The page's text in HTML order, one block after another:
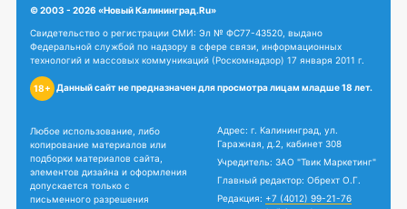
© 2003 - 2026 «Новый Калининград.Ru»
Свидетельство о регистрации СМИ: Эл № ФС77-43520, выдано
Федеральной службой по надзору в сфере связи, информационных
технологий и массовых коммуникаций (Роскомнадзор) 17 января 2011 г.
18+ Данный сайт не предназначен для просмотра лицам младше 18 лет.
Любое использование, либо
копирование материалов или
подборки материалов сайта,
элементов дизайна и оформления
допускается только с
письменного разрешения
Адрес: г. Калининград, ул.
Гаражная, д.2, кабинет 308
Учредитель: ЗАО "Твик Маркетинг"
Главный редактор: Обрехт О.Г.
Редакция: +7 (4012) 99-21-76